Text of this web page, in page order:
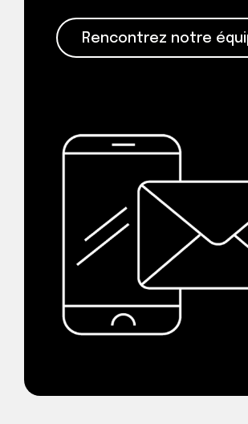
Rencontrez notre